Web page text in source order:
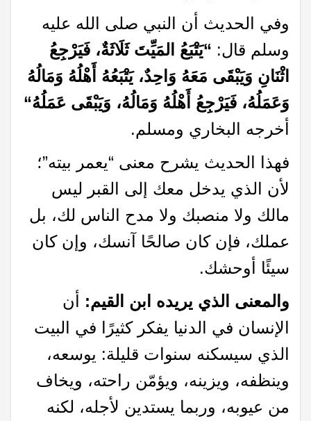
وفي الحديث أن النبي صلى الله عليه
وسلم قال: “يَتْبَعُ المَيِّتَ ثَلَاثَةٌ، فَيَرْجِعُ
اثْنَانِ وَيَبْقَى مَعَهُ وَاحِدٌ، يَتْبَعُهُ أَهْلُهُ وَمَالُهُ
وَعَمَلُهُ، فَيَرْجِعُ أَهْلُهُ وَمَالُهُ، وَيَبْقَى عَمَلُهُ“
أخرجه البخاري ومسلم.
فهذا الحديث يشرح معنى “يعمر بيته”؛
لأن الذي يدخل معك إلى القبر ليس
مالك ولا منصبك ولا مدح الناس لك، بل
عملك، فإن كان صالحًا آنسك، وإن كان
سيئًا أوحشك.
والمعنى الذي يريده ابن القيم: أن
الإنسان في الدنيا يفكر كثيرًا في البيت
الذي سيسكنه سنوات قليلة: يوسعه،
وينظفه، ويزينه، ويؤمّن راحته، ويخاف
من عيوبه، وربما يستدين لأجله، لكنه